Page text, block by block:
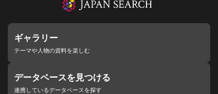
ギャラリー
テーマや人物の資料を楽しむ
データベースを見つける
連携しているデータベースを探す